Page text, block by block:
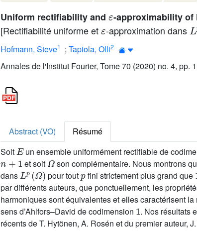
Uniform rectifiability and -approximability
[Rectifiabilité uniforme etε-approximation dansL
Hofmann, Steve1 ; Tapiola, Olli2
Annales de l'Institut Fourier, Tome 70 (2020) no. 4, pp.
Abstract (VO)
Résumé
Soit
E
un ensemble uniformément rectifiable de
n+1
et soit
Ω
son complémentaire. Nous montrons
dans
Lp(Ω)
pour tout
p
fini strictement plus grand que
par différents auteurs, que ponctuellement, les
harmoniques sont équivalentes et elles caractérisent
sens d’Ahlfors–David de codimension
1
. Nos résultats
récents de T. Hytönen, A. Rosén et du premier auteur,